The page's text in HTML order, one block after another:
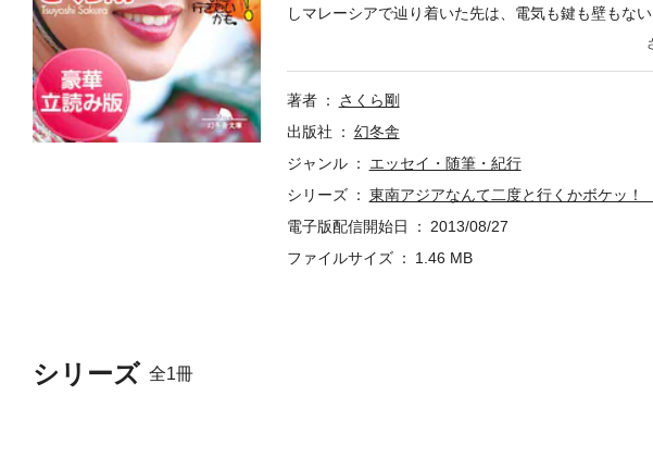
シリーズ 全1冊
しマレーシアで辿り着いた先は、電気も鍵も壁もな
イファイターにつかまりジムでボロボロにされ、
い。
著者
さくら剛
出版社
幻冬舎
ジャンル
エッセイ・随筆・紀行
シリーズ
東南アジアなんて二度と行くかボケッ
電子版配信開始日
2013/08/27
ファイルサイズ
1.46 MB